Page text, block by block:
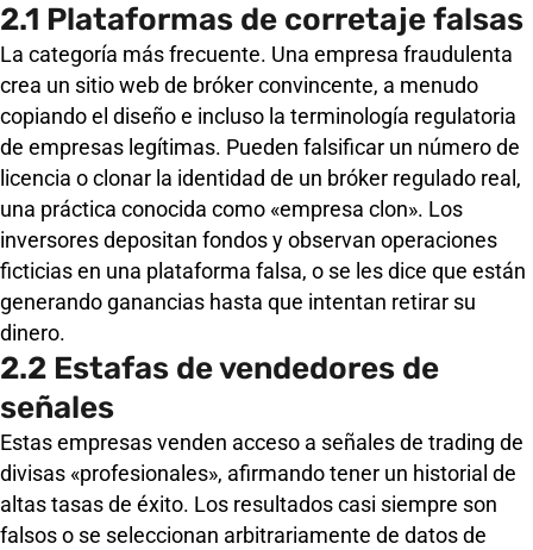
2.1 Plataformas de corretaje falsas
La categoría más frecuente. Una empresa fraudulenta
crea un sitio web de bróker convincente, a menudo
copiando el diseño e incluso la terminología regulatoria
de empresas legítimas. Pueden falsificar un número de
licencia o clonar la identidad de un bróker regulado real,
una práctica conocida como «empresa clon». Los
inversores depositan fondos y observan operaciones
ficticias en una plataforma falsa, o se les dice que están
generando ganancias hasta que intentan retirar su
dinero.
2.2 Estafas de vendedores de
señales
Estas empresas venden acceso a señales de trading de
divisas «profesionales», afirmando tener un historial de
altas tasas de éxito. Los resultados casi siempre son
falsos o se seleccionan arbitrariamente de datos de